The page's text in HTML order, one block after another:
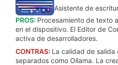
Asistente de
PROS: Procesamiento de texto
en el dispositivo. El Editor de
activa de desarrolladores.
CONTRAS: La calidad de
separados como Ollama. La